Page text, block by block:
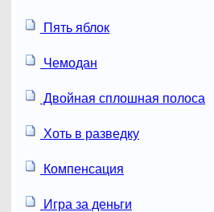
Пять яблок
Чемодан
Двойная сплошная полоса
Хоть в разведку
Компенсация
Игра за деньги